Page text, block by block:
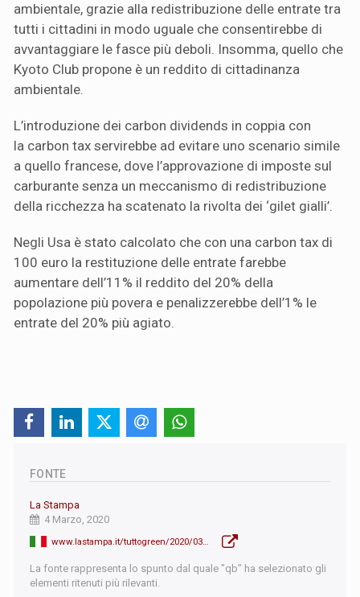
ambientale, grazie alla redistribuzione delle entrate tra
tutti i cittadini in modo uguale che consentirebbe di
avvantaggiare le fasce più deboli. Insomma, quello che
Kyoto Club propone è un reddito di cittadinanza
ambientale.
L’introduzione dei carbon dividends in coppia con
la carbon tax servirebbe ad evitare uno scenario simile
a quello francese, dove l’approvazione di imposte sul
carburante senza un meccanismo di redistribuzione
della ricchezza ha scatenato la rivolta dei ‘gilet gialli’.
Negli Usa è stato calcolato che con una carbon tax di
100 euro la restituzione delle entrate farebbe
aumentare dell’11% il reddito del 20% della
popolazione più povera e penalizzerebbe dell’1% le
entrate del 20% più agiato.
FONTE
La Stampa
4 Marzo, 2020
La fonte rappresenta lo spunto dal quale "qb" ha selezionato gli
elementi ritenuti più rilevanti.